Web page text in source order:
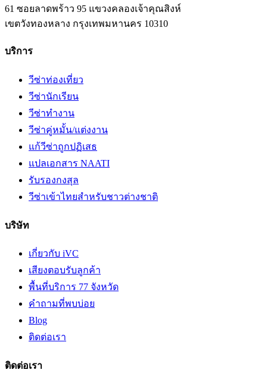
61 ซอยลาดพร้าว 95 แขวงคลองเจ้าคุณสิงห์
เขตวังทองหลาง กรุงเทพมหานคร 10310
บริการ
วีซ่าท่องเที่ยว
วีซ่านักเรียน
วีซ่าทำงาน
วีซ่าคู่หมั้น/แต่งงาน
แก้วีซ่าถูกปฏิเสธ
แปลเอกสาร NAATI
รับรองกงสุล
วีซ่าเข้าไทยสำหรับชาวต่างชาติ
บริษัท
เกี่ยวกับ iVC
เสียงตอบรับลูกค้า
พื้นที่บริการ 77 จังหวัด
คำถามที่พบบ่อย
Blog
ติดต่อเรา
ติดต่อเรา